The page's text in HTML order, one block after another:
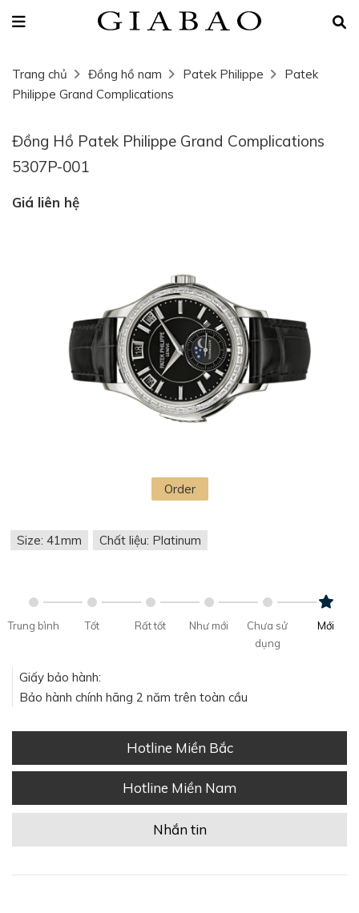
Trang chủ Đồng hồ nam Patek Philippe
Patek
Philippe Grand Complications
Đồng Hồ Patek Philippe Grand Complications
5307P-001
Giá liên hệ
Order
Size: 41mm Chất liệu: Platinum
Trung bình Tốt Rất tốt Như mới
Chưa sử
dụng
Mới
Giấy bảo hành:
Bảo hành chính hãng 2 năm trên toàn cầu
Hotline Miền Bắc
Hotline Miền Nam
Nhắn tin